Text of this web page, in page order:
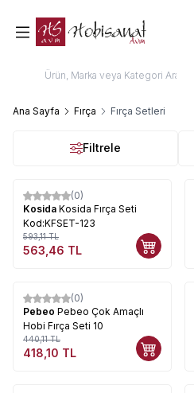
Ana Sayfa Fırça Fırça Setleri
Filtrele
%5
(0)
Kosida Kosida Fırça Seti
Kod:KFSET-123
593,11TL
563,46 TL
%5
(0)
Pebeo Pebeo Çok Amaçlı
Hobi Fırça Seti 10
440,11TL
418,10 TL